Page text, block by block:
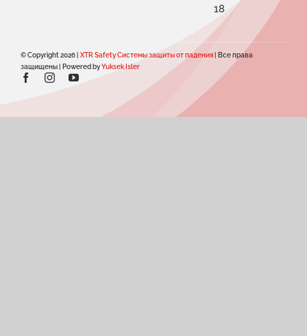
18
© Copyright 2026 | XTR Safety Системы защиты от падения| Все права
защищены | Powered byYuksek Isler